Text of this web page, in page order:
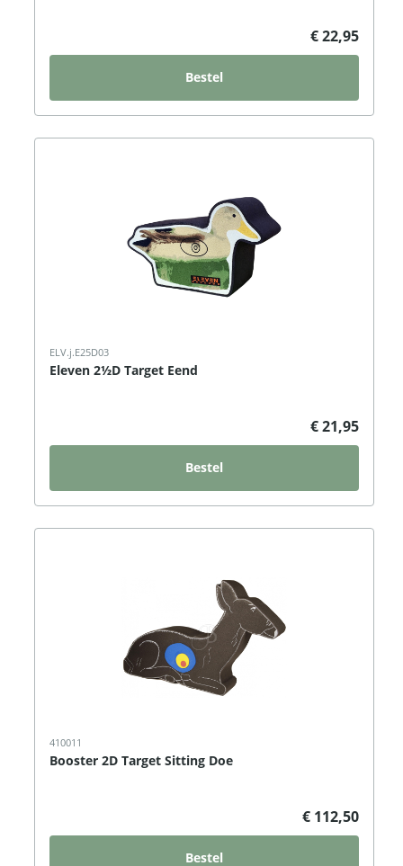
€ 22,95
Bestel
ELV.j.E25D03
Eleven 2½D Target Eend
€ 21,95
Bestel
410011
Booster 2D Target Sitting Doe
€ 112,50
Bestel